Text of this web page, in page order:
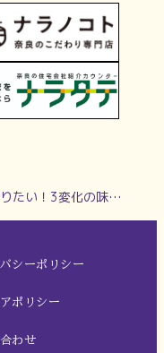
トーショコラと新作カヌレ【ケンズカフェ東京 生駒店】
シーポリシー
ポリシー
わせ